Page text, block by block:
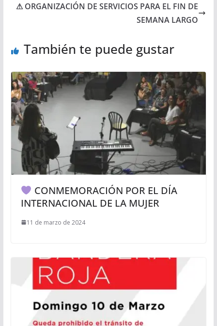
⚠ ORGANIZACIÓN DE SERVICIOS PARA EL FIN DE
SEMANA LARGO
También te puede gustar
CONMEMORACIÓN POR EL DÍA
INTERNACIONAL DE LA MUJER
11 de marzo de 2024